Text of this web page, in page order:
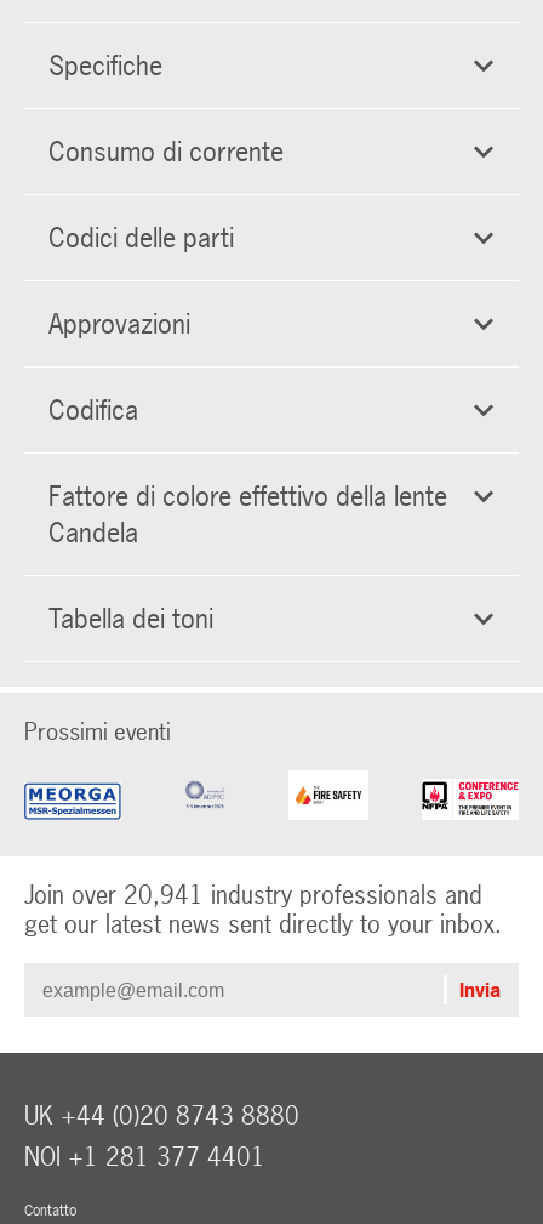
Specifiche
Consumo di corrente
Codici delle parti
Approvazioni
Codifica
Fattore di colore effettivo della lente
Candela
Tabella dei toni
Prossimi eventi
Join over 20,941 industry professionals and
get our latest news sent directly to your inbox.
Contatto
UK +44 (0)20 8743 8880
NOI +1 281 377 4401